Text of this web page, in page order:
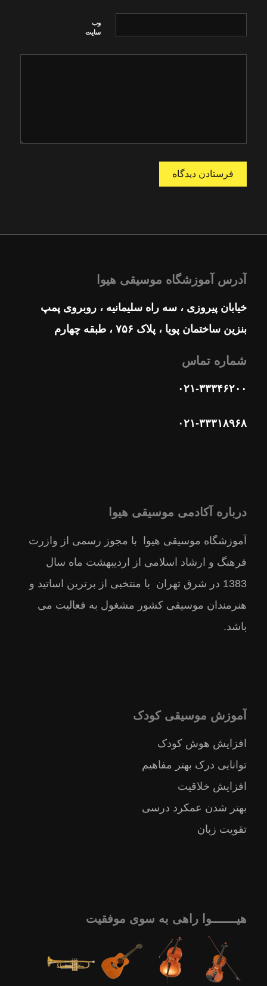
وب‌
سایت
آدرس آموزشگاه موسیقی هیوا
خیابان پیروزی ، سه راه سلیمانیه ، روبروی پمپ
بنزین ساختمان پویا ، پلاک ۷۵۶ ، طبقه چهارم
شماره تماس
۰۲۱-۳۳۳۴۶۲۰۰
۰۲۱-۳۳۳۱۸۹۶۸
درباره آکادمی موسیقی هیوا
آموزشگاه موسیقی هیوا با مجوز رسمى از وازرت
فرهنگ و ارشاد اسلامى از ارديبهشت ماه سال
1383 در شرق تهران با منتخبى از برترين اساتيد و
هنرمندان موسيقى كشور مشغول به فعالیت می
باشد.
آموزش موسیقی کودک
افزایش هوش کودک
توانایی درک بهتر مفاهیم
افزایش خلاقیت
بهتر شدن عمکرد درسی
تقویت زبان
هیـــــــوا راهی به سوی موفقیت